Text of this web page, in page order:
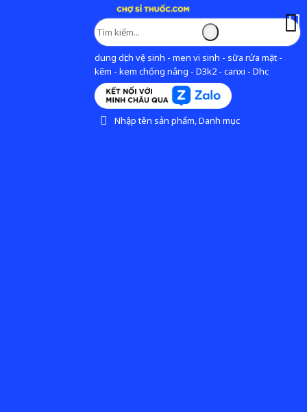
dung dịch vệ sinh - men vi sinh - sữa rửa mặt -
kẽm - kem chống nắng - D3k2 - canxi - Dhc
Nhập tên sản phẩm, Danh mục